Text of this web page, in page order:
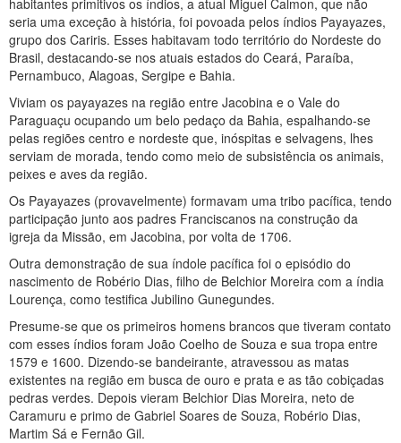
habitantes primitivos os índios, a atual Miguel Calmon, que não
seria uma exceção à história, foi povoada pelos índios Payayazes,
grupo dos Cariris. Esses habitavam todo território do Nordeste do
Brasil, destacando-se nos atuais estados do Ceará, Paraíba,
Pernambuco, Alagoas, Sergipe e Bahia.
Viviam os payayazes na região entre Jacobina e o Vale do
Paraguaçu ocupando um belo pedaço da Bahia, espalhando-se
pelas regiões centro e nordeste que, inóspitas e selvagens, lhes
serviam de morada, tendo como meio de subsistência os animais,
peixes e aves da região.
Os Payayazes (provavelmente) formavam uma tribo pacífica, tendo
participação junto aos padres Franciscanos na construção da
igreja da Missão, em Jacobina, por volta de 1706.
Outra demonstração de sua índole pacífica foi o episódio do
nascimento de Robério Dias, filho de Belchior Moreira com a índia
Lourença, como testifica Jubilino Gunegundes.
Presume-se que os primeiros homens brancos que tiveram contato
com esses índios foram João Coelho de Souza e sua tropa entre
1579 e 1600. Dizendo-se bandeirante, atravessou as matas
existentes na região em busca de ouro e prata e as tão cobiçadas
pedras verdes. Depois vieram Belchior Dias Moreira, neto de
Caramuru e primo de Gabriel Soares de Souza, Robério Dias,
Martim Sá e Fernão Gil.